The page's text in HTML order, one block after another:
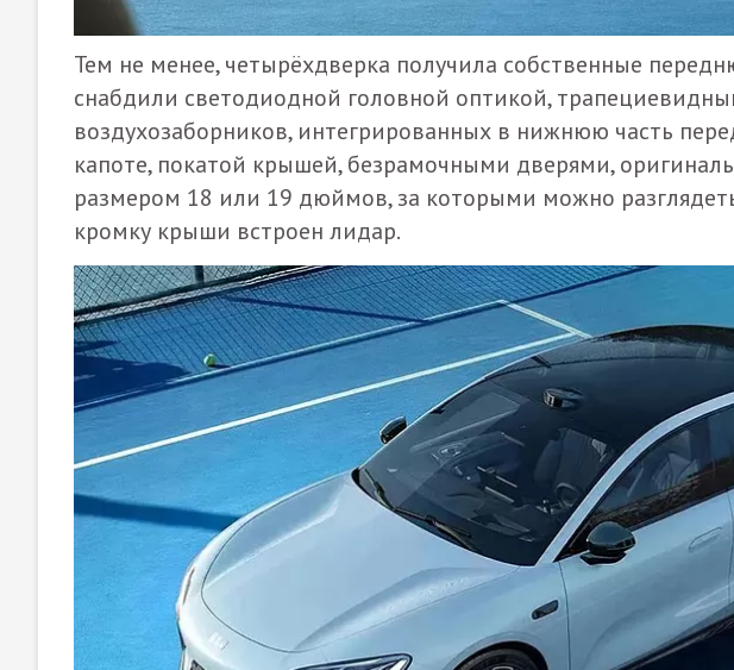
Тем не менее, четырёхдверка получила собственные
снабдили светодиодной головной оптикой,
воздухозаборников, интегрированных в нижнюю часть
капоте, покатой крышей, безрамочными дверями,
размером 18 или 19 дюймов, за которыми можно
кромку крыши встроен лидар.